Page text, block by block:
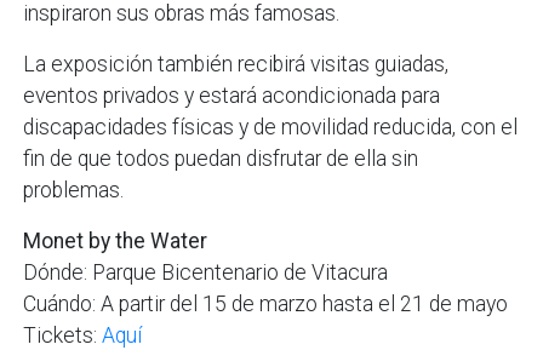
inspiraron sus obras más famosas.
La exposición también recibirá visitas guiadas,
eventos privados y estará acondicionada para
discapacidades físicas y de movilidad reducida, con el
fin de que todos puedan disfrutar de ella sin
problemas.
Monet by the Water
Dónde: Parque Bicentenario de Vitacura
Cuándo: A partir del 15 de marzo hasta el 21 de mayo
Tickets:Aquí